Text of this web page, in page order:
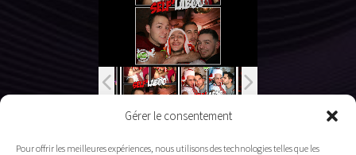
Gérer le consentement
Pour offrir les meilleures expériences, nous utilisons des technologies telles que les